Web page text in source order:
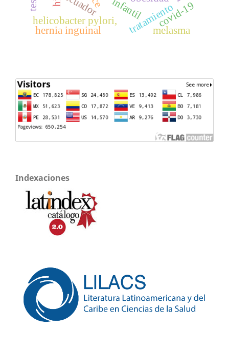
infantiltratamiento
helicobacter pylori,
hernia inguinal
covid-19
melasma
Indexaciones